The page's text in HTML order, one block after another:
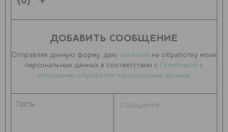
ДОБАВИТЬ СООБЩЕНИЕ
Отправляя данную форму, даю согласие на обработку моих
персональных данных в соответствии с
Политикой в
отношении обработки персональных данных.